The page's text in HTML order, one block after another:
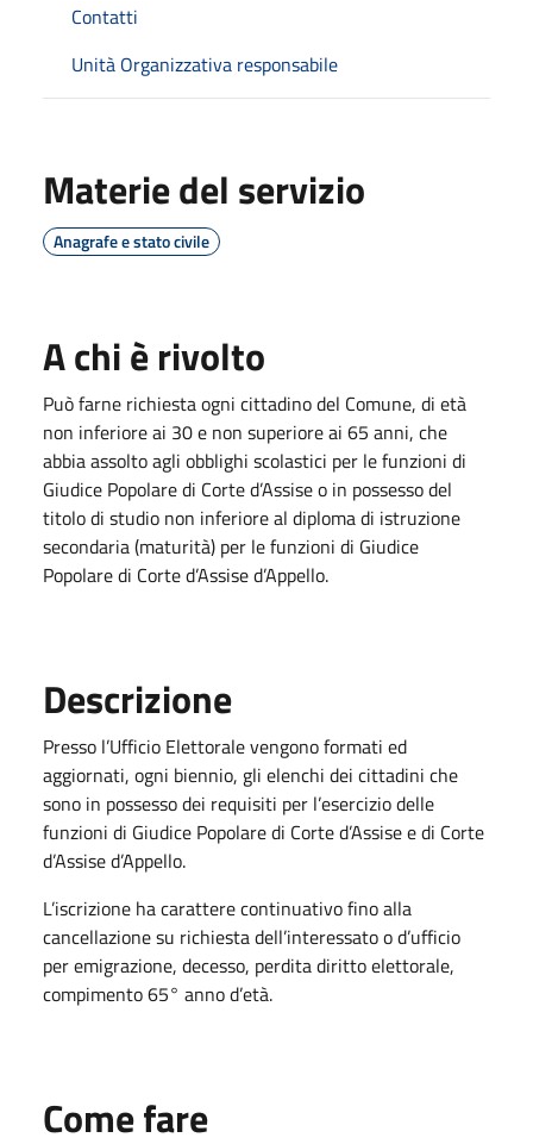
Contatti
Unità Organizzativa responsabile
Materie del servizio
Anagrafe e stato civile
A chi è rivolto
Può farne richiesta ogni cittadino del Comune, di età
non inferiore ai 30 e non superiore ai 65 anni, che
abbia assolto agli obblighi scolastici per le funzioni di
Giudice Popolare di Corte d’Assise o in possesso del
titolo di studio non inferiore al diploma di istruzione
secondaria (maturità) per le funzioni di Giudice
Popolare di Corte d’Assise d’Appello.
Descrizione
Presso l’Ufficio Elettorale vengono formati ed
aggiornati, ogni biennio, gli elenchi dei cittadini che
sono in possesso dei requisiti per l’esercizio delle
funzioni di Giudice Popolare di Corte d’Assise e di Corte
d’Assise d’Appello.
L’iscrizione ha carattere continuativo fino alla
cancellazione su richiesta dell’interessato o d’ufficio
per emigrazione, decesso, perdita diritto elettorale,
compimento 65° anno d’età.
Come fare